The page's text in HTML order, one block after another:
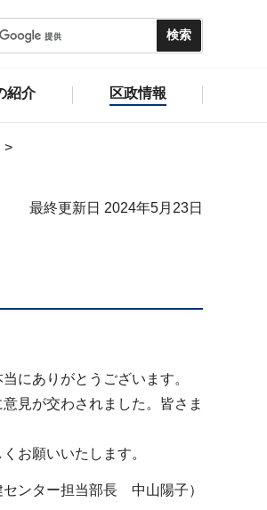
紹介 区政情報
最終更新日 2024年5月23日
にありがとうございます。
見が交わされました。皆さま
お願いいたします。
ンター担当部長 中山陽子）